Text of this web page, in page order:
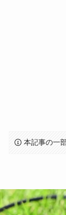
本記事の一